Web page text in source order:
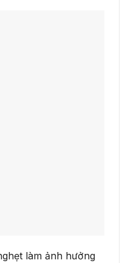
làm ảnh hưởng